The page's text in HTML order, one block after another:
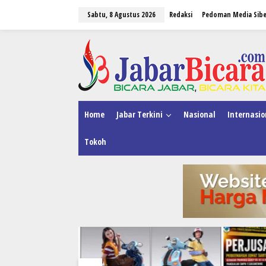
Sabtu, 8 Agustus 2026 Redaksi Pedoman Media
Home Jabar Terkini Nasional
Tokoh